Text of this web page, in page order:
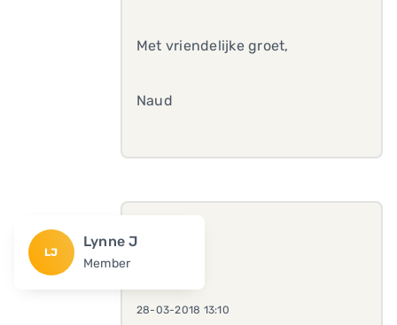
Met vriendelijke groet,
Naud
LJ
Lynne J
Member
28-03-2018 13:10